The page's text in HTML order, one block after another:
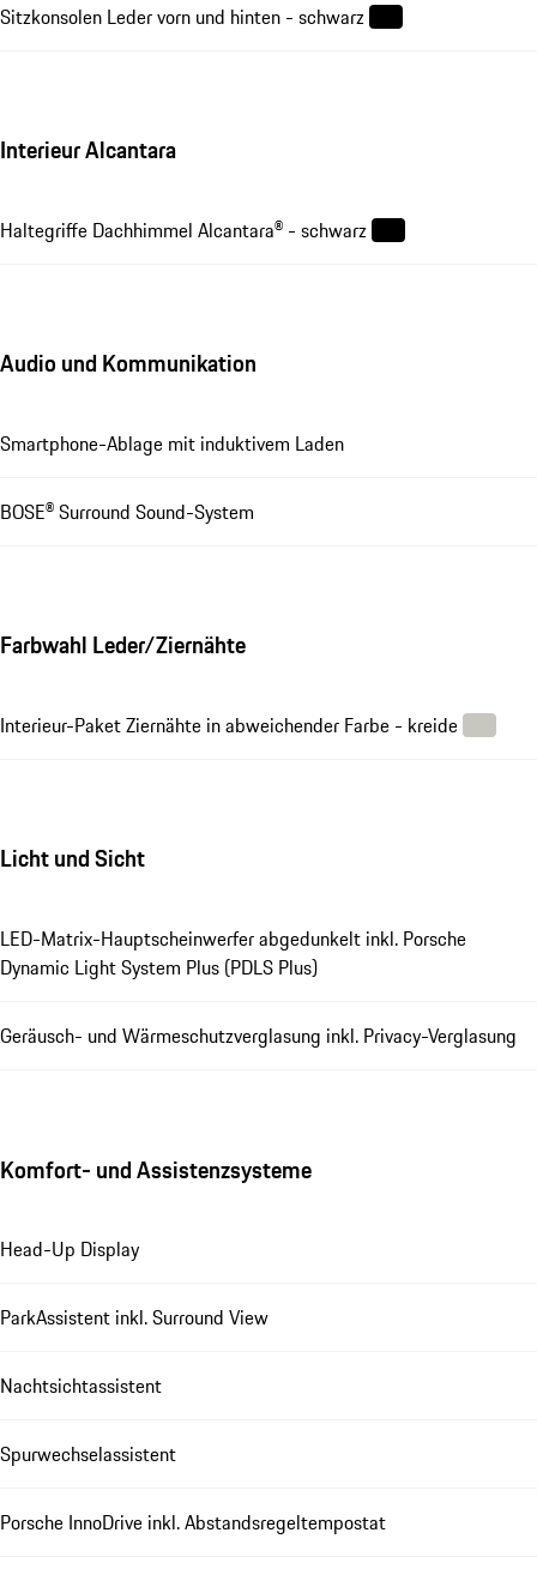
Sitzkonsolen Leder vorn und hinten - schwarz
Interieur Alcantara
Haltegriffe Dachhimmel Alcantara® - schwarz
Audio und Kommunikation
Smartphone-Ablage mit induktivem Laden
BOSE® Surround Sound-System
Farbwahl Leder/Ziernähte
Interieur-Paket Ziernähte in abweichender Farbe - kreide
Licht und Sicht
LED-Matrix-Hauptscheinwerfer abgedunkelt inkl. Porsche
Dynamic Light System Plus (PDLS Plus)
Geräusch- und Wärmeschutzverglasung inkl. Privacy-Verglasung
Komfort- und Assistenzsysteme
Head-Up Display
ParkAssistent inkl. Surround View
Nachtsichtassistent
Spurwechselassistent
Porsche InnoDrive inkl. Abstandsregeltempostat